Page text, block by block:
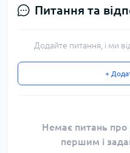
Питання та
Додайте питання, і ми
+
Немає питань про
першим і